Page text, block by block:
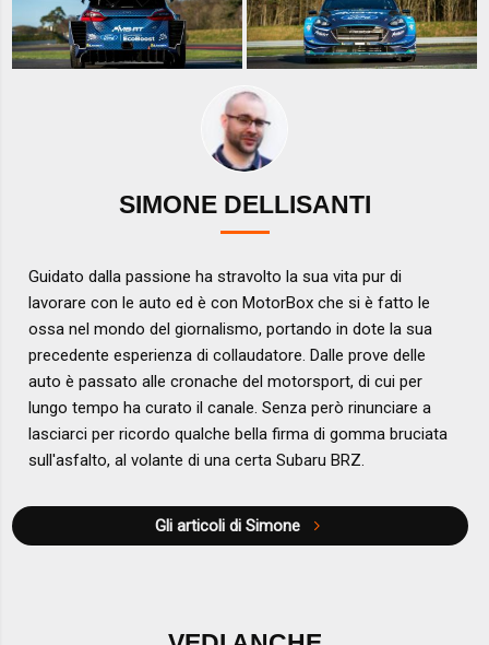
SIMONE DELLISANTI
Guidato dalla passione ha stravolto la sua vita pur di
lavorare con le auto ed è con MotorBox che si è fatto le
ossa nel mondo del giornalismo, portando in dote la sua
precedente esperienza di collaudatore. Dalle prove delle
auto è passato alle cronache del motorsport, di cui per
lungo tempo ha curato il canale. Senza però rinunciare a
lasciarci per ricordo qualche bella firma di gomma bruciata
sull'asfalto, al volante di una certa Subaru BRZ.
Gli articoli di Simone